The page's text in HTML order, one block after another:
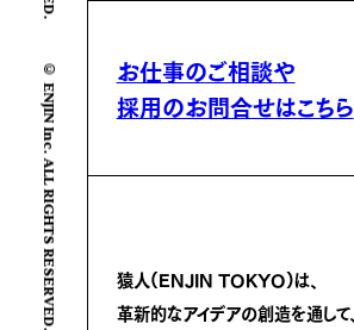
© ENJIN Inc. ALL RIGHTS RESERVED.
お仕事のご相談や
採用のお問合せはこちら
猿人(ENJIN TOKYO)は、
革新的なアイデアの創造を通して、